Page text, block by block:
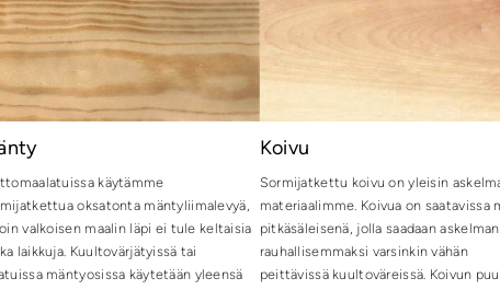
käytämme
oksatonta mäntyliimalevyä,
valkoisen maalin läpi ei tule keltaisia
laikkuja. Kuultovärjätyissä tai
mäntyosissa käytetään yleensä
Koivu
Sormijatkettu koivu on yleisin
materiaalimme. Koivua on saatavissa
pitkäsäleisenä, jolla saadaan
rauhallisemmaksi varsinkin vähän
peittävissä kuultoväreissä. Koivun